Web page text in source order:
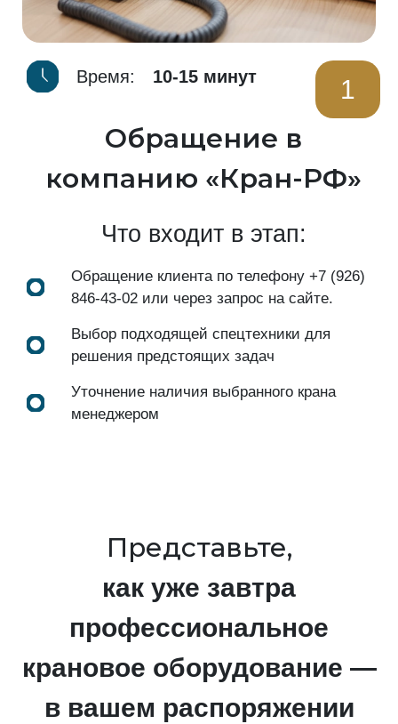
Время: 10-15 минут 1
Обращение в
компанию «Кран-РФ»
Что входит в этап:
Обращение клиента по телефону +7 (926)
846-43-02 или через запрос на сайте.
Выбор подходящей спецтехники для
решения предстоящих задач
Уточнение наличия выбранного крана
менеджером
Представьте,
как уже завтра
профессиональное
крановое оборудование —
в вашем распоряжении